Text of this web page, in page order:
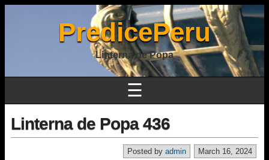
PredicePeru
Linterna de Popa
☰
Linterna de Popa 436
March 16, 2024
Posted by admin